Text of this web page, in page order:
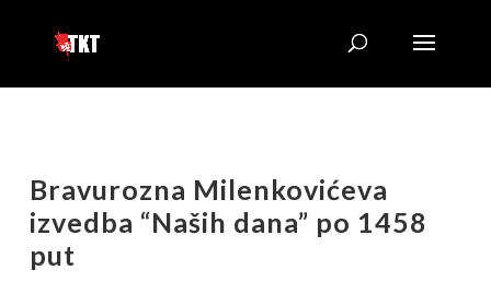
Bravurozna Milenkovićeva
izvedba “Naših dana” po 1458
put